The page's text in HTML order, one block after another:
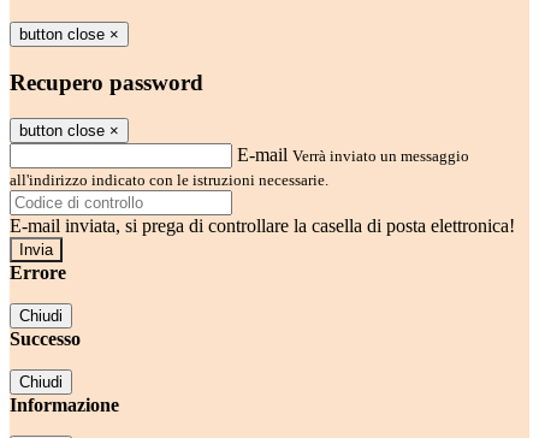
button close ×
Recupero password
button close ×
E-mail Verrà inviato un messaggio
all'indirizzo indicato con le istruzioni necessarie.
E-mail inviata, si prega di controllare la casella di posta elettronica!
Errore
Chiudi
Successo
Chiudi
Informazione